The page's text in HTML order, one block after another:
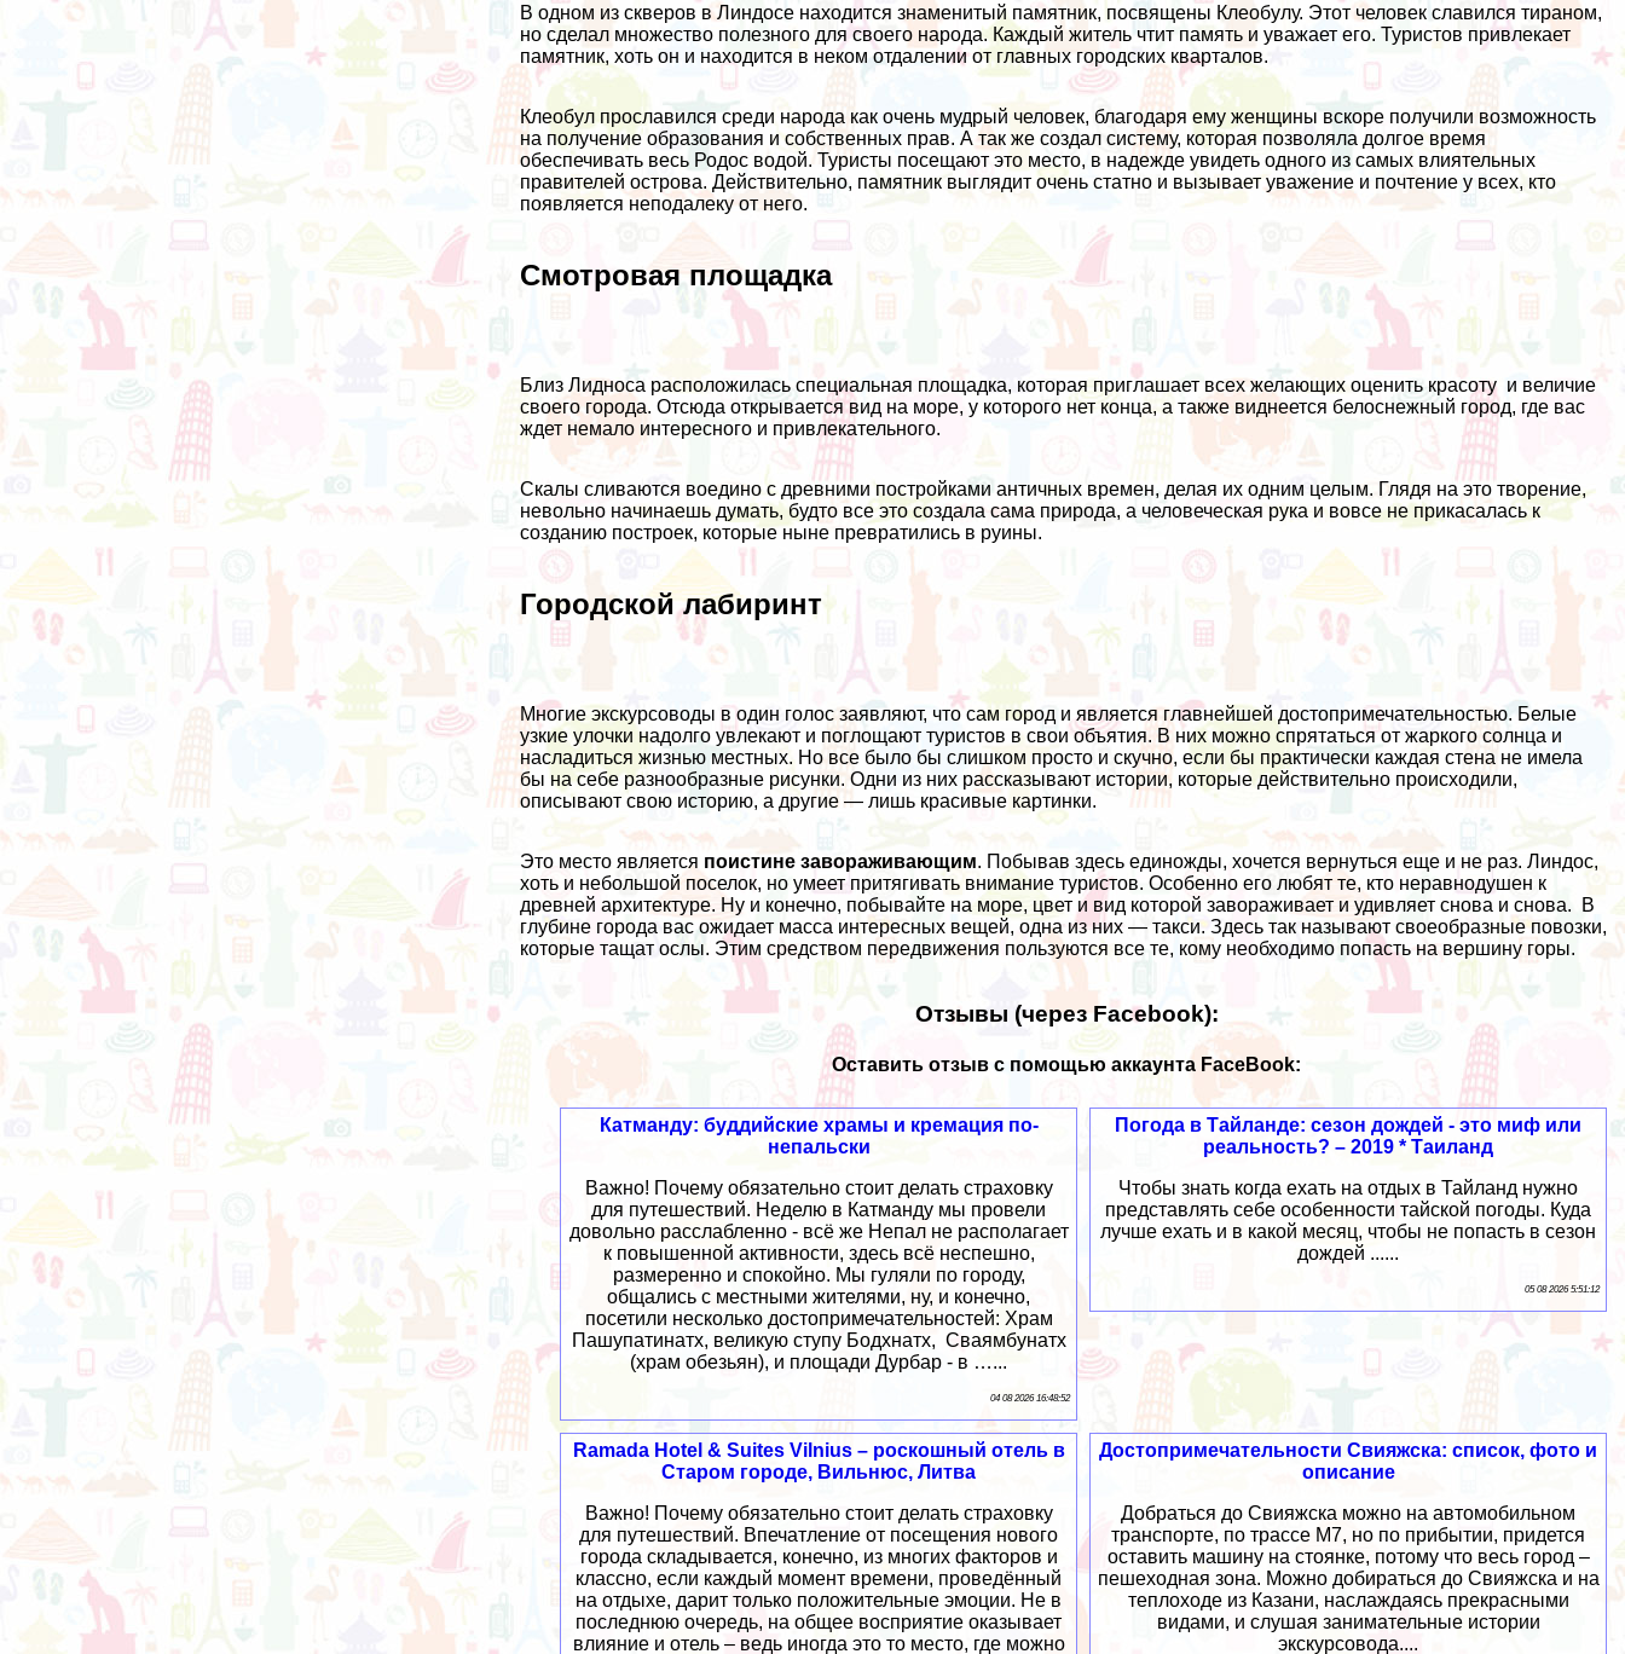
В одном из скверов в Линдосе находится знаменитый памятник, посвящены Клеобулу. Этот человек славился тираном,
но сделал множество полезного для своего народа. Каждый житель чтит память и уважает его. Туристов привлекает
памятник, хоть он и находится в неком отдалении от главных городских кварталов.
Клеобул прославился среди народа как очень мудрый человек, благодаря ему женщины вскоре получили возможность
на получение образования и собственных прав. А так же создал систему, которая позволяла долгое время
обеспечивать весь Родос водой. Туристы посещают это место, в надежде увидеть одного из самых влиятельных
правителей острова. Действительно, памятник выглядит очень статно и вызывает уважение и почтение у всех, кто
появляется неподалеку от него.
Смотровая площадка
Близ Лидноса расположилась специальная площадка, которая приглашает всех желающих оценить красоту и величие
своего города. Отсюда открывается вид на море, у которого нет конца, а также виднеется белоснежный город, где вас
ждет немало интересного и привлекательного.
Скалы сливаются воедино с древними постройками античных времен, делая их одним целым. Глядя на это творение,
невольно начинаешь думать, будто все это создала сама природа, а человеческая рука и вовсе не прикасалась к
созданию построек, которые ныне превратились в руины.
Городской лабиринт
Многие экскурсоводы в один голос заявляют, что сам город и является главнейшей достопримечательностью. Белые
узкие улочки надолго увлекают и поглощают туристов в свои объятия. В них можно спрятаться от жаркого солнца и
насладиться жизнью местных. Но все было бы слишком просто и скучно, если бы практически каждая стена не имела
бы на себе разнообразные рисунки. Одни из них рассказывают истории, которые действительно происходили,
описывают свою историю, а другие — лишь красивые картинки.
Это место является поистине завораживающим. Побывав здесь единожды, хочется вернуться еще и не раз. Линдос,
хоть и небольшой поселок, но умеет притягивать внимание туристов. Особенно его любят те, кто неравнодушен к
древней архитектуре. Ну и конечно, побывайте на море, цвет и вид которой завораживает и удивляет снова и снова. В
глубине города вас ожидает масса интересных вещей, одна из них — такси. Здесь так называют своеобразные повозки,
которые тащат ослы. Этим средством передвижения пользуются все те, кому необходимо попасть на вершину горы.
Отзывы (через Facebook):
Оставить отзыв с помощью аккаунта FaceBook:
Погода в Тайланде: сезон дождей - это миф или
реальность? – 2019 * Таиланд
Чтобы знать когда ехать на отдых в Тайланд нужно
представлять себе особенности тайской погоды. Куда
лучше ехать и в какой месяц, чтобы не попасть в сезон
дождей ......
05 08 2026 5:51:12
Катманду: буддийские храмы и кремация по-
непальски
Важно! Почему обязательно стоит делать страховку
для путешествий. Неделю в Катманду мы провели
довольно расслабленно - всё же Непал не располагает
к повышенной активности, здесь всё неспешно,
размеренно и спокойно. Мы гуляли по городу,
общались с местными жителями, ну, и конечно,
посетили несколько достопримечательностей: Храм
Пашупатинатх, великую ступу Бодхнатх, Сваямбунатх
(храм обезьян), и площади Дурбар - в …...
04 08 2026 16:48:52
Достопримечательности Свияжска: список, фото и
описание
Добраться до Свияжска можно на автомобильном
транспорте, по трассе М7, но по прибытии, придется
оставить машину на стоянке, потому что весь город –
пешеходная зона. Можно добираться до Свияжска и на
теплоходе из Казани, наслаждаясь прекрасными
видами, и слушая занимательные истории
экскурсовода....
Ramada Hotel & Suites Vilnius – роскошный отель в
Старом городе, Вильнюс, Литва
Важно! Почему обязательно стоит делать страховку
для путешествий. Впечатление от посещения нового
города складывается, конечно, из многих факторов и
классно, если каждый момент времени, проведённый
на отдыхе, дарит только положительные эмоции. Не в
последнюю очередь, на общее восприятие оказывает
влияние и отель – ведь иногда это то место, где можно